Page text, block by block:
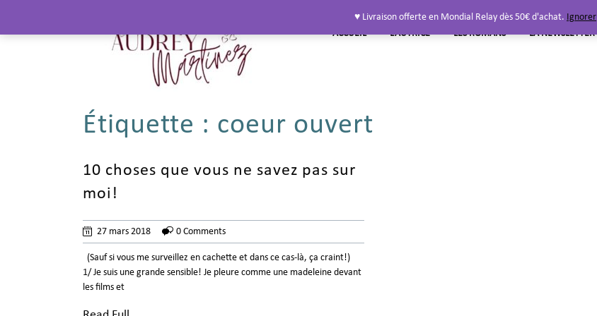
ACCUEIL L’AUTRICE LES ROMANS LA NEWSLETTER
Étiquette : coeur ouvert
10 choses que vous ne savez pas sur
moi!
27 mars 2018 0 Comments
(Sauf si vous me surveillez en cachette et dans ce cas-là, ça craint!)
1/ Je suis une grande sensible! Je pleure comme une madeleine devant
les films et
♥ Livraison offerte en Mondial Relay dès 50€ d'achat. Ignorer